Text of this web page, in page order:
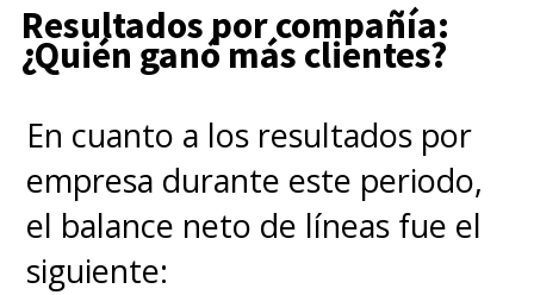
Resultados por compañía:
¿Quién ganó más clientes?
En cuanto a los resultados por
empresa durante este periodo,
el balance neto de líneas fue el
siguiente: